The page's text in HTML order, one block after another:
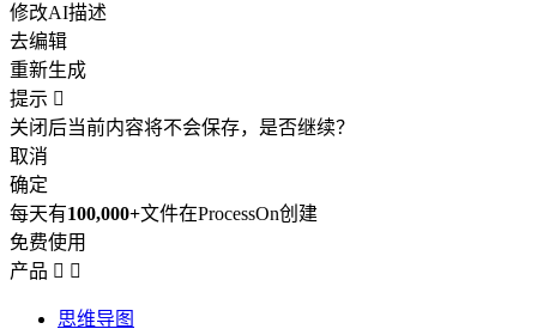
修改AI描述
去编辑
重新生成
提示 
关闭后当前内容将不会保存，是否继续？
取消
确定
每天有100,000+文件在ProcessOn创建
免费使用
产品  
思维导图